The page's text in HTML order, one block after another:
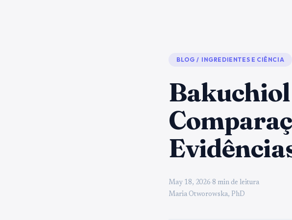
BLOG / INGREDIENTES E CIÊNCIA
May 18, 2026·8 min de leitura
Maria Otworowska, PhD